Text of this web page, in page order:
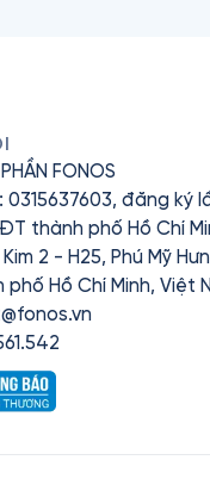
FONOS
0315637603, đăng ký
thành phố Hồ Chí
Kim 2 - H25, Phú Mỹ
phố Hồ Chí Minh, Việt